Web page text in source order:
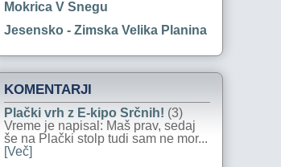
Mokrica V Snegu
Jesensko - Zimska Velika Planina
KOMENTARJI
Plački vrh z E-kipo Srčnih! (3)
Vreme je napisal: Maš prav, sedaj
še na Plački stolp tudi sam ne mor...
[Več]